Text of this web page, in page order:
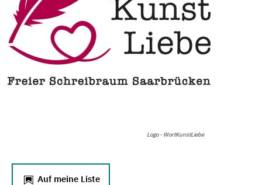
Logo - WortKunstLiebe
Auf meine Liste